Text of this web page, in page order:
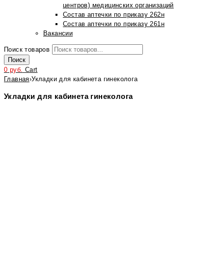
центров) медицинских организаций
Состав аптечки по приказу 262н
Состав аптечки по приказу 261н
Вакансии
Поиск товаров
Поиск
0 руб. Cart
Главная›Укладки для кабинета гинеколога
Укладки для кабинета гинеколога